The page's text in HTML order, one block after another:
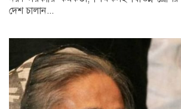
দেশ চালান...